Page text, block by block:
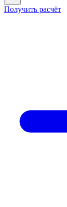
Получить расчёт